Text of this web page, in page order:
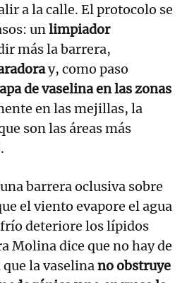
a la calle. El protocolo se
unlimpiador
más la barrera,
y, como paso
de vaselina en las zonas
en las mejillas, la
son las áreas más
barrera oclusiva sobre
el viento evapore el agua
deteriore los lípidos
Molina dice que no hay de
que la vaselinano obstruye